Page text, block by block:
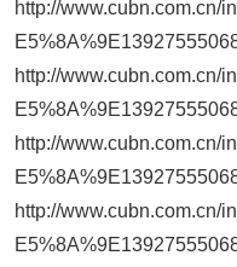
http://www.cubn.com.cn/
http://www.cubn.com.cn/
http://www.cubn.com.cn/
http://www.cubn.com.cn/